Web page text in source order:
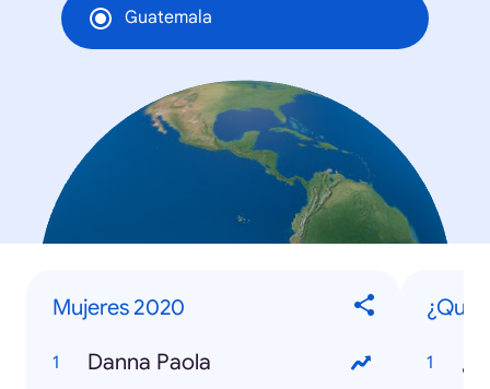
Guatemala
Mujeres 2020
Danna Paola
¿Qué